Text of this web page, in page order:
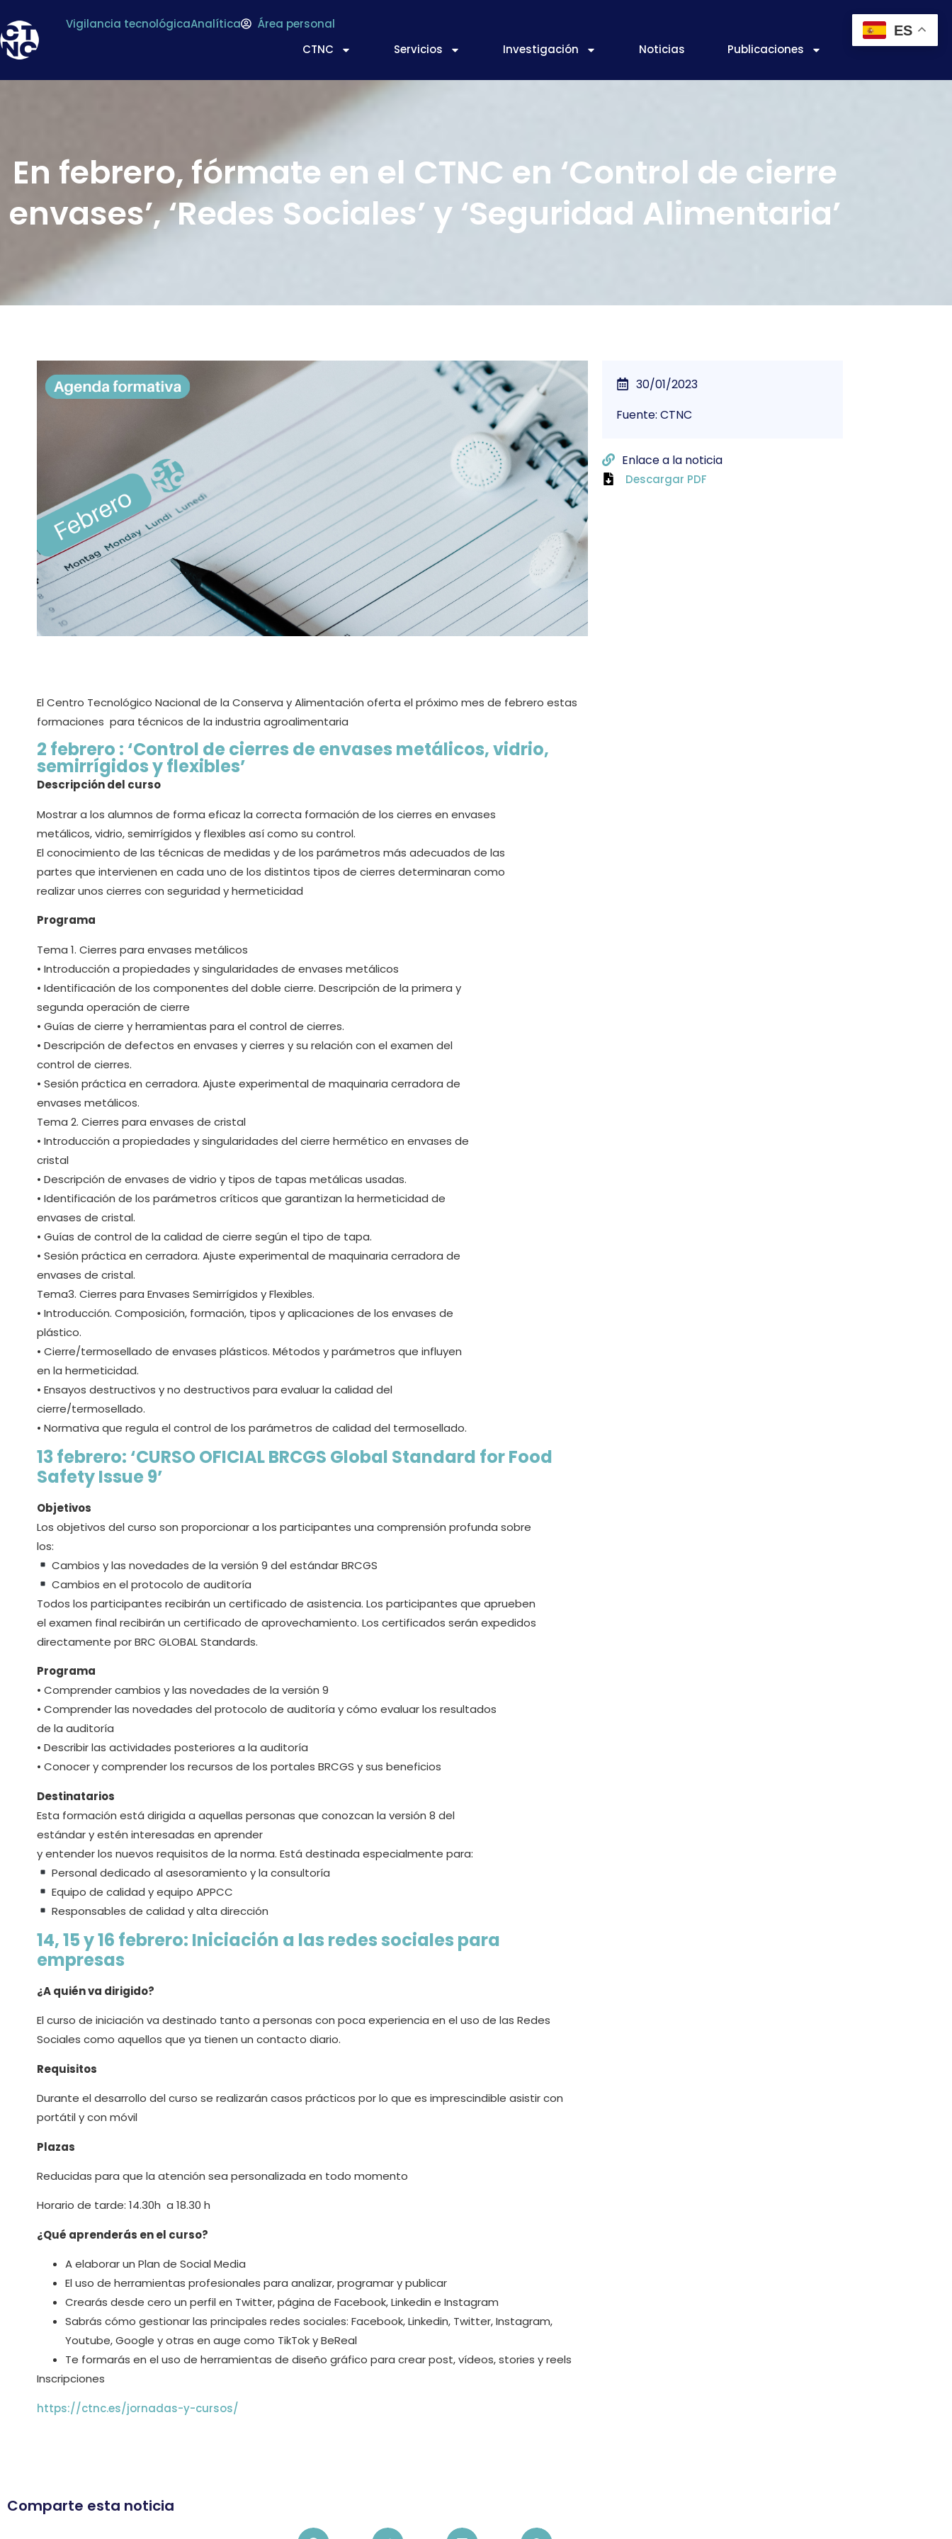
Vigilancia tecnológicaAnalítica
Área personal
CTNC
Servicios Investigación Noticias Publicaciones
En febrero, fórmate en el CTNC en ‘Control de cierre
envases’, ‘Redes Sociales’ y ‘Seguridad Alimentaria’
El Centro Tecnológico Nacional de la Conserva y Alimentación oferta el próximo mes de febrero estas
formaciones para técnicos de la industria agroalimentaria
2 febrero : ‘Control de cierres de envases metálicos, vidrio,
semirrígidos y flexibles’
Descripción del curso
Mostrar a los alumnos de forma eficaz la correcta formación de los cierres en envases
metálicos, vidrio, semirrígidos y flexibles así como su control.
El conocimiento de las técnicas de medidas y de los parámetros más adecuados de las
partes que intervienen en cada uno de los distintos tipos de cierres determinaran como
realizar unos cierres con seguridad y hermeticidad
Programa
Tema 1. Cierres para envases metálicos
• Introducción a propiedades y singularidades de envases metálicos
• Identificación de los componentes del doble cierre. Descripción de la primera y
segunda operación de cierre
• Guías de cierre y herramientas para el control de cierres.
• Descripción de defectos en envases y cierres y su relación con el examen del
control de cierres.
• Sesión práctica en cerradora. Ajuste experimental de maquinaria cerradora de
envases metálicos.
Tema 2. Cierres para envases de cristal
• Introducción a propiedades y singularidades del cierre hermético en envases de
cristal
• Descripción de envases de vidrio y tipos de tapas metálicas usadas.
• Identificación de los parámetros críticos que garantizan la hermeticidad de
envases de cristal.
• Guías de control de la calidad de cierre según el tipo de tapa.
• Sesión práctica en cerradora. Ajuste experimental de maquinaria cerradora de
envases de cristal.
Tema3. Cierres para Envases Semirrígidos y Flexibles.
• Introducción. Composición, formación, tipos y aplicaciones de los envases de
plástico.
• Cierre/termosellado de envases plásticos. Métodos y parámetros que influyen
en la hermeticidad.
• Ensayos destructivos y no destructivos para evaluar la calidad del
cierre/termosellado.
• Normativa que regula el control de los parámetros de calidad del termosellado.
13 febrero: ‘CURSO OFICIAL BRCGS Global Standard for Food
Safety Issue 9’
Objetivos
Los objetivos del curso son proporcionar a los participantes una comprensión profunda sobre
los:
Cambios y las novedades de la versión 9 del estándar BRCGS
Cambios en el protocolo de auditoría
Todos los participantes recibirán un certificado de asistencia. Los participantes que aprueben
el examen final recibirán un certificado de aprovechamiento. Los certificados serán expedidos
directamente por BRC GLOBAL Standards.
Programa
• Comprender cambios y las novedades de la versión 9
• Comprender las novedades del protocolo de auditoría y cómo evaluar los resultados
de la auditoría
• Describir las actividades posteriores a la auditoría
• Conocer y comprender los recursos de los portales BRCGS y sus beneficios
Destinatarios
Esta formación está dirigida a aquellas personas que conozcan la versión 8 del
estándar y estén interesadas en aprender
y entender los nuevos requisitos de la norma. Está destinada especialmente para:
Personal dedicado al asesoramiento y la consultoría
Equipo de calidad y equipo APPCC
Responsables de calidad y alta dirección
14, 15 y 16 febrero: Iniciación a las redes sociales para
empresas
¿A quién va dirigido?
El curso de iniciación va destinado tanto a personas con poca experiencia en el uso de las Redes
Sociales como aquellos que ya tienen un contacto diario.
Requisitos
Durante el desarrollo del curso se realizarán casos prácticos por lo que es imprescindible asistir con
portátil y con móvil
Plazas
Reducidas para que la atención sea personalizada en todo momento
Horario de tarde: 14.30h a 18.30 h
¿Qué aprenderás en el curso?
A elaborar un Plan de Social Media
El uso de herramientas profesionales para analizar, programar y publicar
Crearás desde cero un perfil en Twitter, página de Facebook, Linkedin e Instagram
Sabrás cómo gestionar las principales redes sociales: Facebook, Linkedin, Twitter, Instagram,
Youtube, Google y otras en auge como TikTok y BeReal
Te formarás en el uso de herramientas de diseño gráfico para crear post, vídeos, stories y reels
Inscripciones
https://ctnc.es/jornadas-y-cursos/
30/01/2023
Fuente: CTNC
Enlace a la noticia
Descargar PDF
Comparte esta noticia
ES